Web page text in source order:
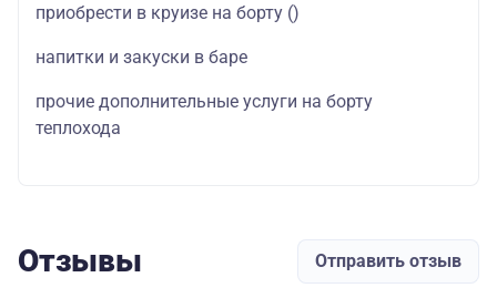
приобрести в круизе на борту ()
напитки и закуски в баре
прочие дополнительные услуги на борту
теплохода
Отзывы Отправить отзыв